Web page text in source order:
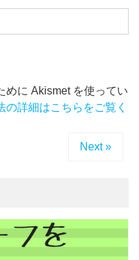
めに Akismet を使ってい
の詳細はこちらをご覧く
Next »